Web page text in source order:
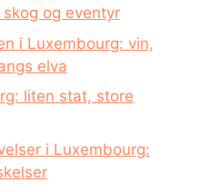
og eventyr
i Luxembourg: vin,
elva
liten stat, store
i Luxembourg: